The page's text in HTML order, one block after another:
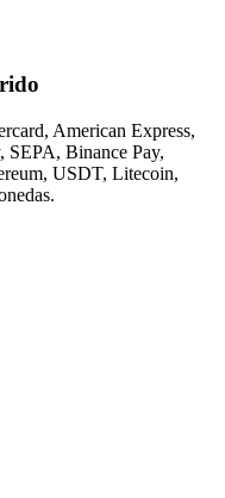
American Express,
SEPA, Binance Pay,
USDT, Litecoin,